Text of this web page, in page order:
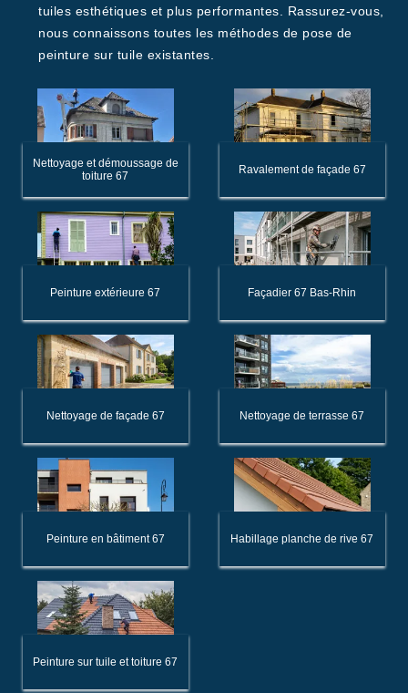
tuiles esthétiques et plus performantes. Rassurez-vous,
nous connaissons toutes les méthodes de pose de
peinture sur tuile existantes.
Nettoyage et démoussage de
toiture 67
Ravalement de façade 67
Peinture extérieure 67 Façadier 67 Bas-Rhin
Nettoyage de façade 67 Nettoyage de terrasse 67
Peinture en bâtiment 67 Habillage planche de rive 67
Peinture sur tuile et toiture 67